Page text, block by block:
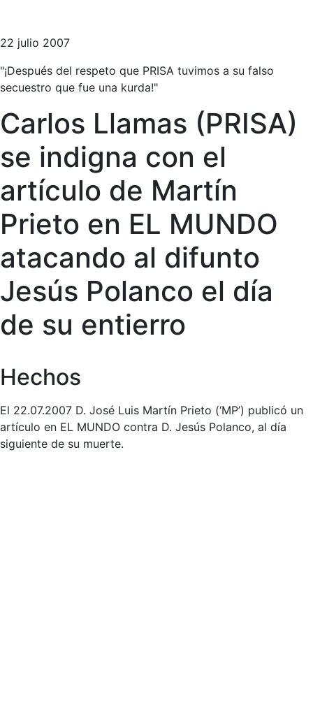
22 julio 2007
"¡Después del respeto que PRISA tuvimos a su falso
secuestro que fue una kurda!"
Carlos Llamas (PRISA)
se indigna con el
artículo de Martín
Prieto en EL MUNDO
atacando al difunto
Jesús Polanco el día
de su entierro
Hechos
El 22.07.2007 D. José Luis Martín Prieto (‘MP’) publicó un
artículo en EL MUNDO contra D. Jesús Polanco, al día
siguiente de su muerte.